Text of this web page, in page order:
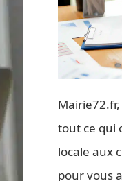
tout ce qui
locale aux
pour vous